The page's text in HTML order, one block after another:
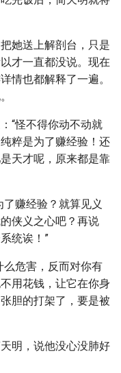
她送上解剖台，只是
才一直都没说。现在
情也都解释了一遍。
“怪不得你动不动就
粹是为了赚经验！还
天才呢，原来都是靠
赚经验？就算见义
侠义之心吧？再说
统诶！”
么危害，反而对你有
用花钱，让它在你身
胆的打架了，要是被
明，说他没心没肺好